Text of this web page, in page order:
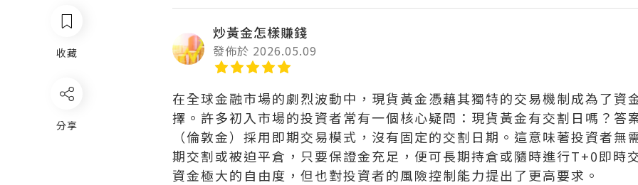
炒黃金怎樣賺錢
發佈於 2026.05.09
在全球金融市場的劇烈波動中，現貨黃金憑藉其獨特的交易機制成為了資
擇。許多初入市場的投資者常有一個核心疑問：現貨黃金有交割日嗎？答
（倫敦金）採用即期交易模式，沒有固定的交割日期。這意味著投資者無
期交割或被迫平倉，只要保證金充足，便可長期持倉或隨時進行T+0即時
資金極大的自由度，但也對投資者的風險控制能力提出了更高要求。
收藏
分享